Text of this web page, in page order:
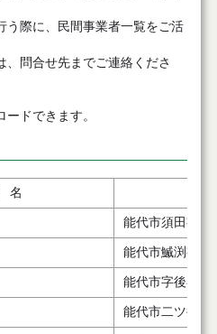
う際に、民間事業者一覧をご活
問合せ先までご連絡くださ
ドできます。
名
能代市須田字屋
能代市鰄渕字下
能代市字後谷地
能代市二ツ井町